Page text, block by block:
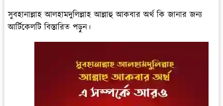
সুবহানাল্লাহ আলহামদুলিল্লাহ আল্লাহু আকবার অর্থ কি জানার জন্য
আর্টিকেলটি বিস্তারিত পড়ুন।